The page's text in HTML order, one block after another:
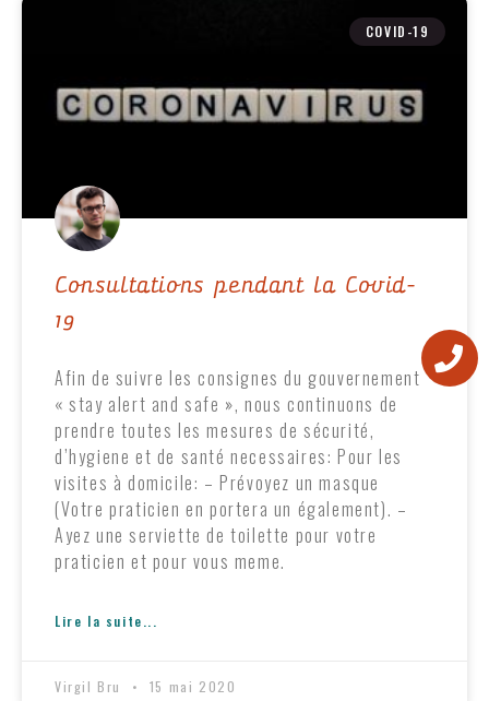
COVID-19
Consultations pendant la Covid-
19
Afin de suivre les consignes du gouvernement
« stay alert and safe », nous continuons de
prendre toutes les mesures de sécurité,
d’hygiene et de santé necessaires: Pour les
visites à domicile: – Prévoyez un masque
(Votre praticien en portera un également). –
Ayez une serviette de toilette pour votre
praticien et pour vous meme.
Lire la suite...
Virgil Bru 15 mai 2020